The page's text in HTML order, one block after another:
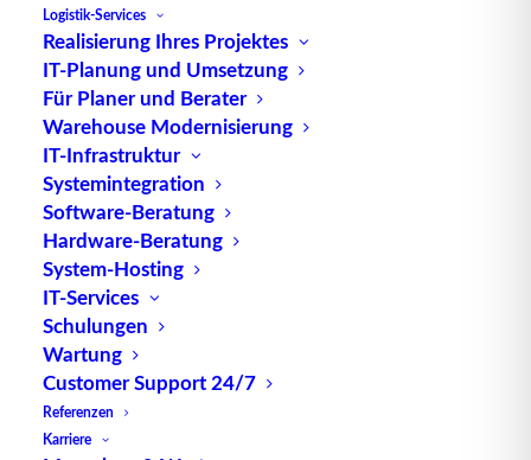
Logistik-Services
Realisierung Ihres Projektes
IT-Planung und Umsetzung
Für Planer und Berater
Warehouse Modernisierung
IT-Infrastruktur
Systemintegration
Software-Beratung
Hardware-Beratung
System-Hosting
IT-Services
Schulungen
Wartung
Customer Support 24/7
Referenzen
Karriere
TUP GmbH & Co. KG
Die kombinierbare Lagerverwaltungs-Software von
TUP, liefert dank ihrer Flexibilität immer die
effektivste Lösung und ist zudem in hohem Maße
wiederverwendbar.
Kontakt
TUP GmbH & Co. KG